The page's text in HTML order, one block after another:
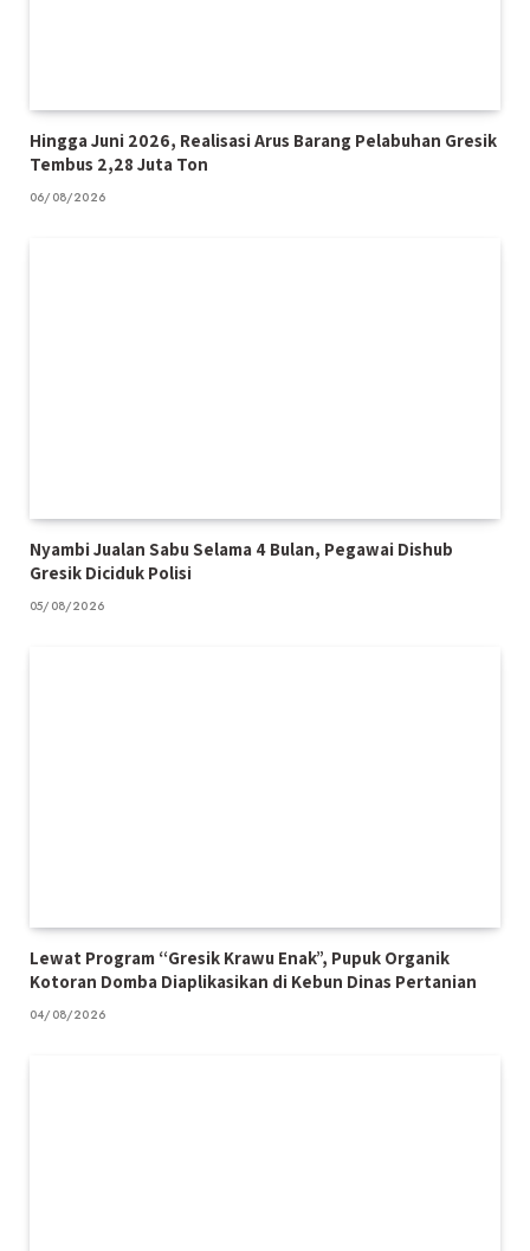
Hingga Juni 2026, Realisasi Arus Barang Pelabuhan Gresik
Tembus 2,28 Juta Ton
06/08/2026
Nyambi Jualan Sabu Selama 4 Bulan, Pegawai Dishub
Gresik Diciduk Polisi
05/08/2026
Lewat Program “Gresik Krawu Enak”, Pupuk Organik
Kotoran Domba Diaplikasikan di Kebun Dinas Pertanian
04/08/2026